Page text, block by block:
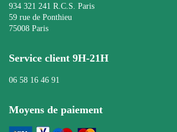
934 321 241 R.C.S. Paris
59 rue de Ponthieu
75008 Paris
Service client 9H-21H
06 58 16 46 91
Moyens de paiement